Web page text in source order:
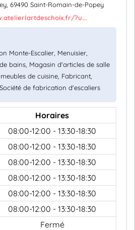
69490 Saint-Romain-de-Popey
?u...
Monte-Escalier, Menuisier,
bains, Magasin d'articles de salle
de cuisine, Fabricant,
de fabrication d'escaliers
Horaires
08:00-12:00 - 13:30-18:30
08:00-12:00 - 13:30-18:30
08:00-12:00 - 13:30-18:30
08:00-12:00 - 13:30-18:30
08:00-12:00 - 13:30-18:30
08:00-12:00 - 13:30-18:30
Fermé